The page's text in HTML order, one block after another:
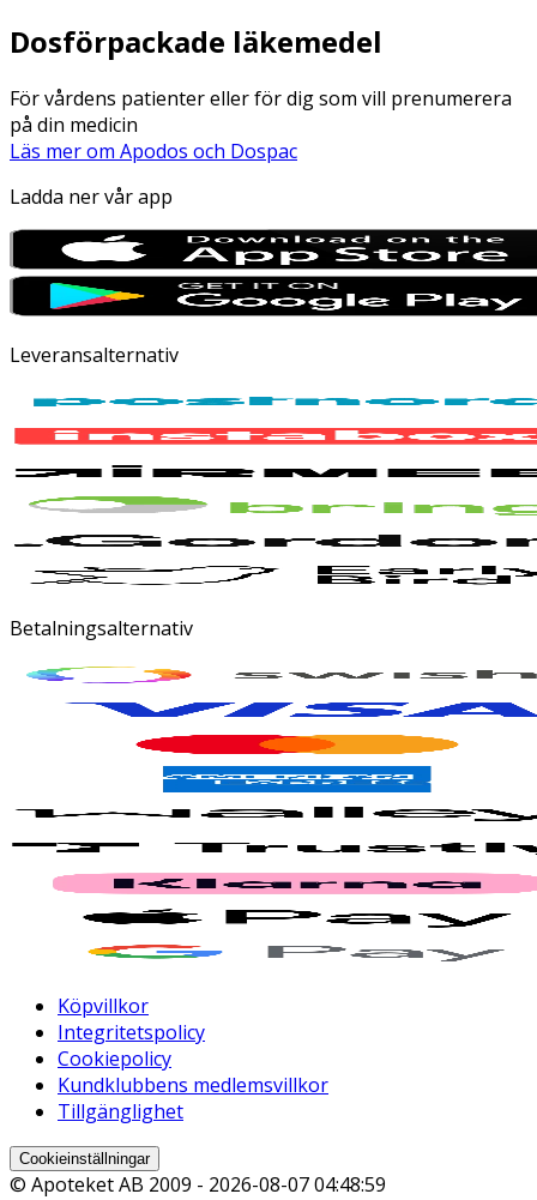
Dosförpackade läkemedel
För vårdens patienter eller för dig som vill prenumerera
på din medicin
Läs mer om Apodos och Dospac
Ladda ner vår app
Leveransalternativ
Betalningsalternativ
Köpvillkor
Integritetspolicy
Cookiepolicy
Kundklubbens medlemsvillkor
Tillgänglighet
Cookieinställningar
© Apoteket AB 2009 - 2026-08-07 04:48:59